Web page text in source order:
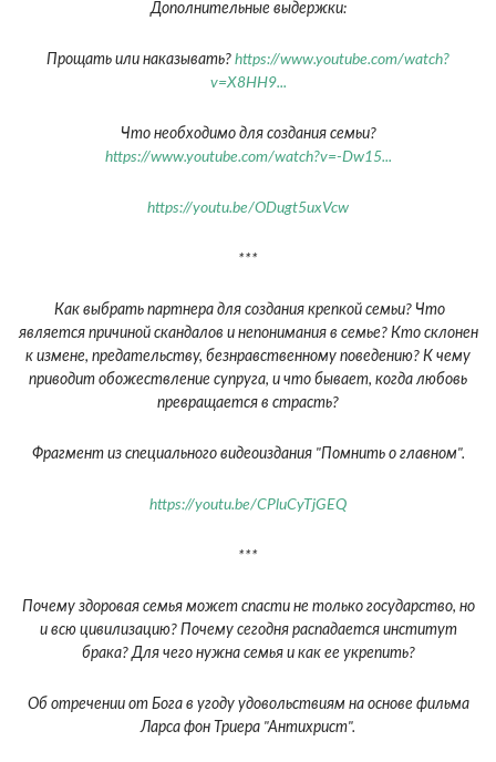
Дополнительные выдержки:
Прощать или наказывать? https://www.youtube.com/watch?
v=X8HH9...
Что необходимо для создания семьи?
https://www.youtube.com/watch?v=-Dw15...
https://youtu.be/ODugt5uxVcw
***
Как выбрать партнера для создания крепкой семьи? Что
является причиной скандалов и непонимания в семье? Кто склонен
к измене, предательству, безнравственному поведению? К чему
приводит обожествление супруга, и что бывает, когда любовь
превращается в страсть?
Фрагмент из специального видеоиздания "Помнить о главном".
https://youtu.be/CPluCyTjGEQ
***
Почему здоровая семья может спасти не только государство, но
и всю цивилизацию? Почему сегодня распадается институт
брака? Для чего нужна семья и как ее укрепить?
Об отречении от Бога в угоду удовольствиям на основе фильма
Ларса фон Триера "Антихрист".